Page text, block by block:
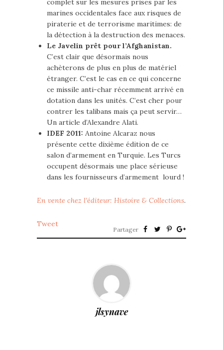
complet sur les mesures prises par les
marines occidentales face aux risques de
piraterie et de terrorisme maritimes: de
la détection à la destruction des menaces.
Le Javelin prêt pour l’Afghanistan.
C’est clair que désormais nous
achèterons de plus en plus de matériel
étranger. C’est le cas en ce qui concerne
ce missile anti-char récemment arrivé en
dotation dans les unités. C’est cher pour
contrer les talibans mais ça peut servir…
Un article d’Alexandre Alati.
IDEF 2011: Antoine Alcaraz nous
présente cette dixième édition de ce
salon d’armement en Turquie. Les Turcs
occupent désormais une place sérieuse
dans les fournisseurs d’armement lourd !
En vente chez l’éditeur: Histoire & Collections.
Tweet
Partager
jlsynave